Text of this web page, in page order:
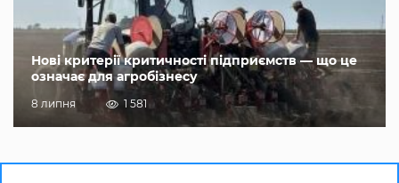
Нові критерії критичності підприємств — що це
означає для агробізнесу
8 липня 1 581